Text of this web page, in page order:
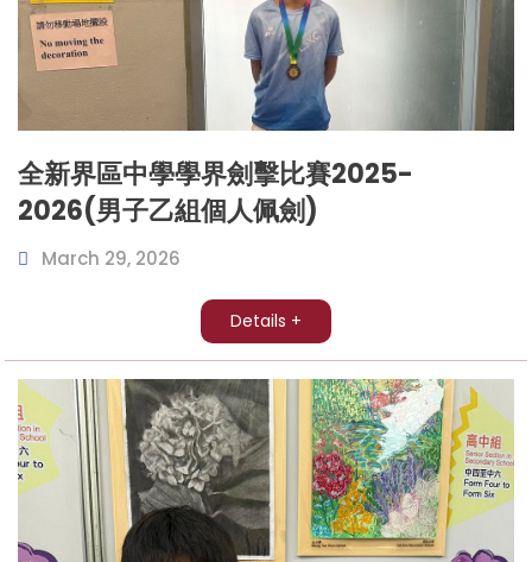
全新界區中學學界劍擊比賽2025-
2026(男子乙組個人佩劍)
March 29, 2026
Details +